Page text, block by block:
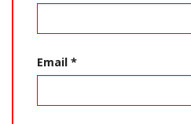
Email *